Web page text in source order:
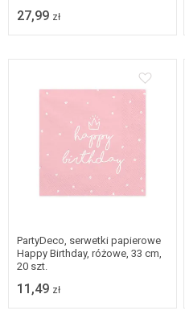
27,99 zł
PartyDeco, serwetki papierowe
Happy Birthday, różowe, 33 cm,
20 szt.
11,49 zł